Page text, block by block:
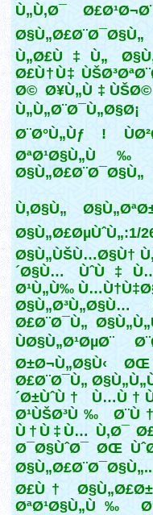
Ù„Ù‚Ø¯
Ù„Ø£Ù‡Ù„
Ø£Ù†Ù‡
Ø©
Ø¨Ø°Ù„Ùƒ !
ØªØ¹Ø§Ù„Ù‰
Ù‚Ø§Ù„
Ø§Ù„ÙŠÙ…Ø§Ù†
´Ø§Ù… ÙˆÙ‡Ù…
Ø¹Ù„Ù‰
Ø£Ø¨Ø¯Ù„
ÙØ§Ù„Ø¹ØµØ¨
Ø±Ø¬Ù„Ø§Ù‹
Ø£Ø¨Ø¯Ù„
´Ø±ÙˆÙ†
Ø¹ÙŠØ³Ù‰
Ù†Ù‡Ù… Ù‚Ø¯
Ø¯Ø§ÙˆØ¯ ØŒ
Ø£Ù†
ØªØ¹Ø§Ù„Ù‰